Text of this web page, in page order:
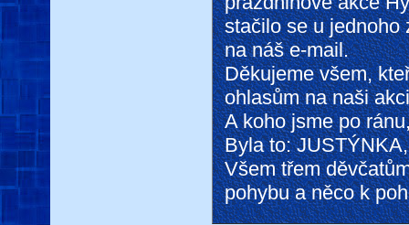
stačilo se u jednoho
na náš e-mail.
Děkujeme všem,
ohlasům na naši
A koho jsme po
Byla to:
Všem třem
pohybu a něco k